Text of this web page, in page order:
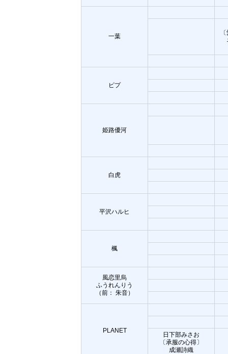
一葉
ピプ
姫路優河
白虎
平沢ハルヒ
楓
風恋里烏
ふうれんりう
（前： 朱音）
PLANET
日下部みさお
〔承服の心得〕
成瀬詩織